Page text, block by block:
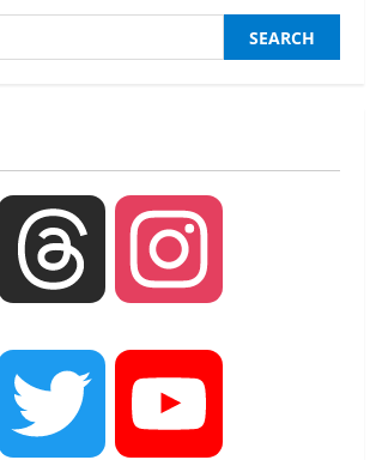
Facebook Threads
Snapchat Twitter
August 7, 2026
UTTARAKHAND NEWS
नाबार्ड ने राष्ट्रीय हथकरघा दिवस के अवसर पर
मुंबई में तीन दिवसीय प्रदर्शनी का आयोजन किया
UTTARAKHAND NEWS
जिलाधिकारी/जिला निर्वाचन अधिकारी ने
सहसपुर विधानसभा क्षेत्र के पोलिंग बूथों का